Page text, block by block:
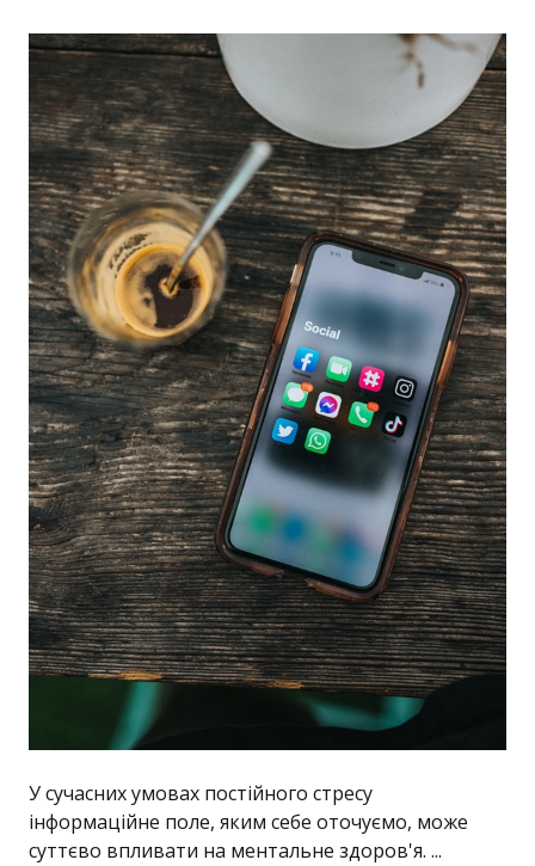
У сучасних умовах постійного стресу
інформаційне поле, яким себе оточуємо, може
суттєво впливати на ментальне здоров'я. ...